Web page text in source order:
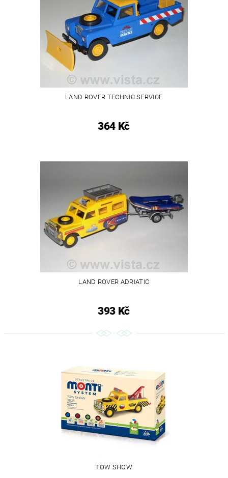
LAND ROVER TECHNIC SERVICE
364 Kč
LAND ROVER ADRIATIC
393 Kč
TOW SHOW